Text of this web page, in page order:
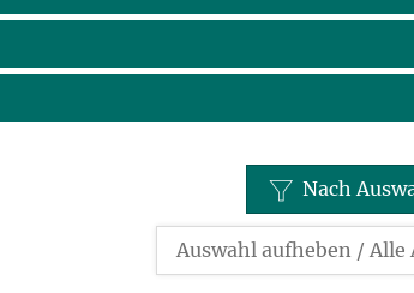
Nach
Auswahl aufheben / Alle